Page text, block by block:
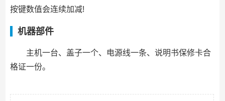
按键数值会连续加减!
机器部件
主机一台、盖子一个、电源线一条、说明书保修卡合
格证一份。